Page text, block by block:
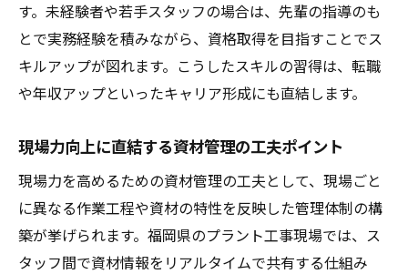
の事例
資材管理の改善がプラント工事にもたらす
効果
集
資格取得が活きるプラント工事の資材管理法
プラント工事で役立つ資材管理関連の資格
紹介
資格取得が資材管理業務に与えるメリット
す。未経験者や若手スタッフの場合は、先輩の指導のも
とで実務経験を積みながら、資格取得を目指すことでス
キルアップが図れます。こうしたスキルの習得は、転職
や年収アップといったキャリア形成にも直結します。
現場力向上に直結する資材管理の工夫ポイント
現場力を高めるための資材管理の工夫として、現場ごと
に異なる作業工程や資材の特性を反映した管理体制の構
築が挙げられます。福岡県のプラント工事現場では、ス
タッフ間で資材情報をリアルタイムで共有する仕組み